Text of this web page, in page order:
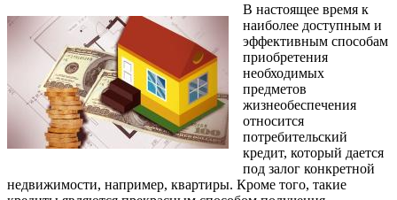
В настоящее время к
наиболее доступным и
эффективным способам
приобретения
необходимых
предметов
жизнеобеспечения
относится
потребительский
кредит, который дается
под залог конкретной
недвижимости, например, квартиры. Кроме того, такие